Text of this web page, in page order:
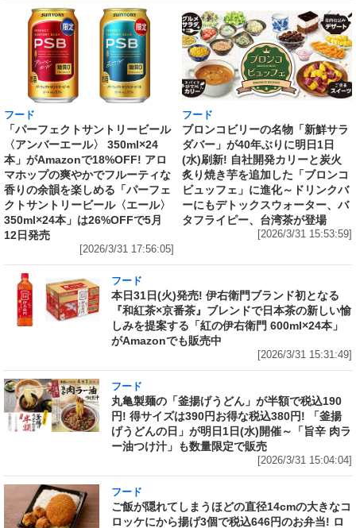
フード
「パーフェクトサントリービール
〈アンバーエール〉 350ml×24
本」がAmazonで18%OFF! アロ
マホップの爽やかでフルーティな
香りの余韻を楽しめる「パーフェ
クトサントリービール〈エール〉
350ml×24本」は26%OFFで5月
12日発売
[2026/3/31 17:56:05]
フード
ブロンコビリーの名物「新鮮サラ
ダバー」が40年ぶりに明日1日
(水)刷新! 自社開発カリーと炭火
炙り焼き芋を追加した「ブロンコ
ビュッフェ」に進化～ドリンクバ
ーにもデトックスウォーター、バ
タフライピー、台湾茶が登場
[2026/3/31 15:53:59]
フード
本日31日(火)発売! 伊右衛門ブランド初となる
『和紅茶×京番茶』ブレンドで日本茶の新しい愉
しみを提案する「紅の伊右衛門 600ml×24本」
がAmazonでも販売中
[2026/3/31 15:31:49]
フード
丸亀製麺の「釜揚げうどん」が半額で税込190
円! 得サイズは390円お得な税込380円! 「釜揚
げうどんの日」が明日1日(水)開催～「旨辛 肉ラ
ー油つけ汁」も数量限定で販売
[2026/3/31 15:04:04]
フード
ご飯が隠れてしまうほどの直径14cmの大きなコ
ロッケにから揚げ3個で税込646円のお弁当! ロ